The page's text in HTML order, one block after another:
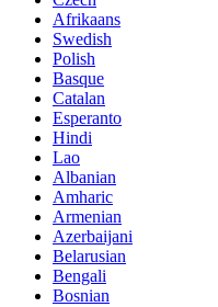
Afrikaans
Swedish
Polish
Basque
Catalan
Esperanto
Hindi
Lao
Albanian
Amharic
Armenian
Azerbaijani
Belarusian
Bengali
Bosnian